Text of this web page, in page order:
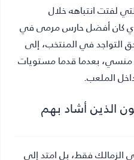
لفتت انتباهه خلال
كان أفضل حارس مرمى في
التواجد في المنتخب، إلى
منسي، بعدما قدما مستويات
الملعب.
الذين أشاد بهم
فقط، بل امتد إلى